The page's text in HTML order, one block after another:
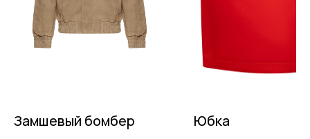
Замшевый бомбер Юбка